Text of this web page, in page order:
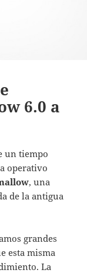
6.0 a
un tiempo
operativo
, una
de la antigua
grandes
esta misma
La